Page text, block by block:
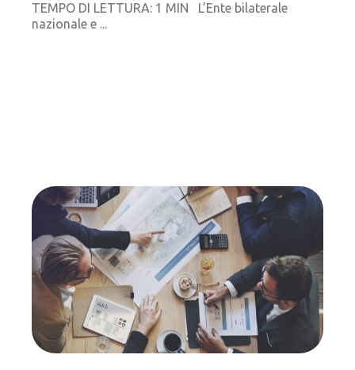
TEMPO DI LETTURA: 1 MIN L’Ente bilaterale
nazionale e ...